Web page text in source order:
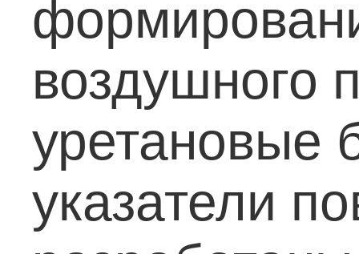
воздушного
уретановые
указатели